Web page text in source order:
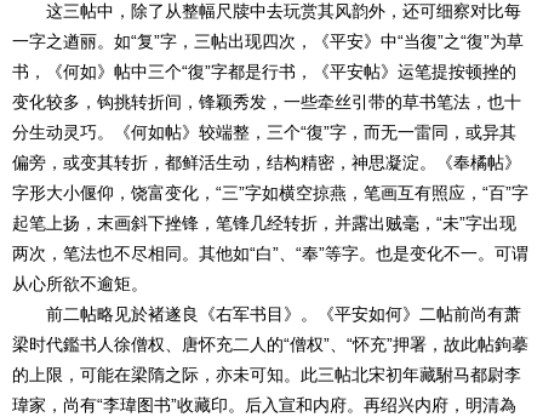
这三帖中，除了从整幅尺牍中去玩赏其风韵外，还可细察对比每
一字之遒丽。如“复”字，三帖出现四次，《平安》中“当復”之“復”为草
书，《何如》帖中三个“復”字都是行书，《平安帖》运笔提按顿挫的
变化较多，钩挑转折间，锋颖秀发，一些牵丝引带的草书笔法，也十
分生动灵巧。《何如帖》较端整，三个“復”字，而无一雷同，或异其
偏旁，或变其转折，都鲜活生动，结构精密，神思凝淀。《奉橘帖》
字形大小偃仰，饶富变化，“三”字如横空掠燕，笔画互有照应，“百”字
起笔上扬，末画斜下挫锋，笔锋几经转折，并露出贼毫，“未”字出现
两次，笔法也不尽相同。其他如“白”、“奉”等字。也是变化不一。可谓
从心所欲不逾矩。
前二帖略见於褚遂良《右军书目》。《平安如何》二帖前尚有萧
梁时代鑑书人徐僧权、唐怀充二人的“僧权”、“怀充”押署，故此帖鉤摹
的上限，可能在梁隋之际，亦未可知。此三帖北宋初年藏駙马都尉李
瑋家，尚有“李瑋图书”收藏印。后入宣和内府。再绍兴内府，明清為